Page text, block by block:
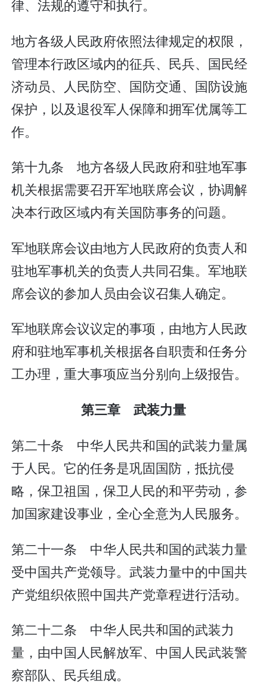
律、法规的遵守和执行。
地方各级人民政府依照法律规定的权限，
管理本行政区域内的征兵、民兵、国民经
济动员、人民防空、国防交通、国防设施
保护，以及退役军人保障和拥军优属等工
作。
第十九条 地方各级人民政府和驻地军事
机关根据需要召开军地联席会议，协调解
决本行政区域内有关国防事务的问题。
军地联席会议由地方人民政府的负责人和
驻地军事机关的负责人共同召集。军地联
席会议的参加人员由会议召集人确定。
军地联席会议议定的事项，由地方人民政
府和驻地军事机关根据各自职责和任务分
工办理，重大事项应当分别向上级报告。
第三章 武装力量
第二十条 中华人民共和国的武装力量属
于人民。它的任务是巩固国防，抵抗侵
略，保卫祖国，保卫人民的和平劳动，参
加国家建设事业，全心全意为人民服务。
第二十一条 中华人民共和国的武装力量
受中国共产党领导。武装力量中的中国共
产党组织依照中国共产党章程进行活动。
第二十二条 中华人民共和国的武装力
量，由中国人民解放军、中国人民武装警
察部队、民兵组成。